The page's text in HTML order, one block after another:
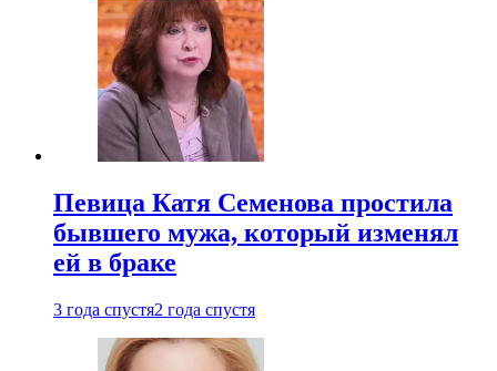
Певица Катя Семенова простила
бывшего мужа, который изменял
ей в браке
3 года спустя2 года спустя